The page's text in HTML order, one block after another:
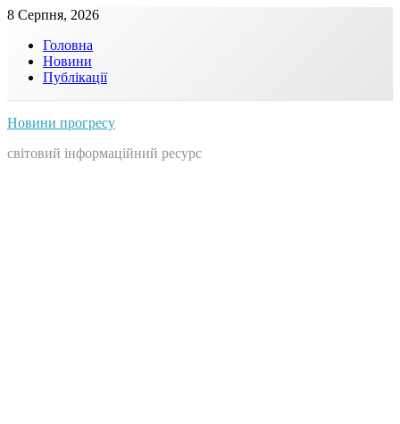
Skip
content
8 Серпня, 2026
Головна
Новини
Публікації
Новини прогресу
світовий інформаційний ресурс